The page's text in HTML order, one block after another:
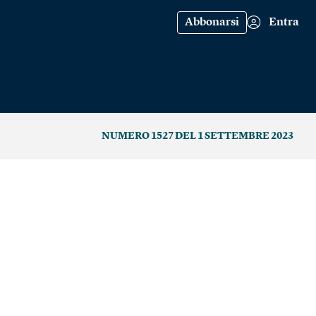
Abbonarsi Entra
NUMERO 1527 DEL 1 SETTEMBRE 2023